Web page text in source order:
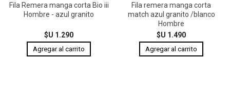
Fila Remera manga corta Bio iii
Hombre - azul granito
$U 1.290
Fila remera manga corta
match azul granito /blanco
Hombre
$U 1.490